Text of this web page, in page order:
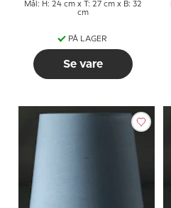
Mål: H: 24 cm x T: 27 cm x B: 32
cm
PÅ LAGER
Se vare